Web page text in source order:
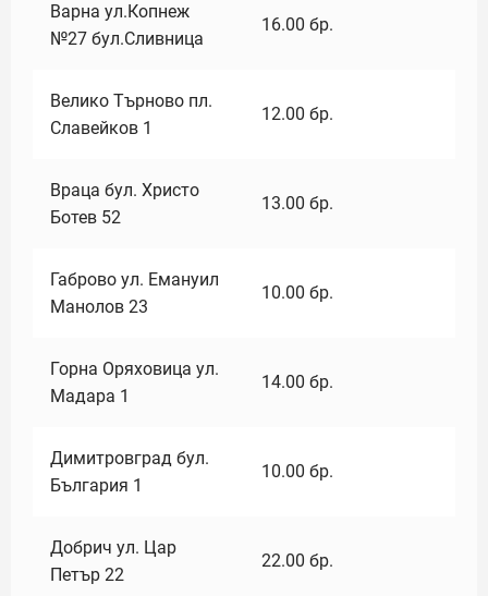
Варна ул.Копнеж
№27 бул.Сливница
16.00 бр.
Велико Търново пл.
Славейков 1
12.00 бр.
Враца бул. Христо
Ботев 52
13.00 бр.
Габрово ул. Емануил
Манолов 23
10.00 бр.
Горна Оряховица ул.
Мадара 1
14.00 бр.
Димитровград бул.
България 1
10.00 бр.
Добрич ул. Цар
Петър 22
22.00 бр.